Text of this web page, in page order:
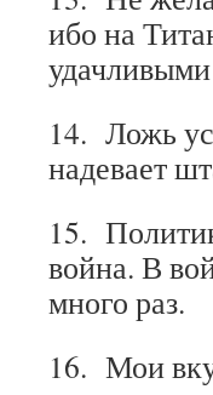
ибо на
14. Ложь
надевает
15.
война. В
много раз.
16. Мои